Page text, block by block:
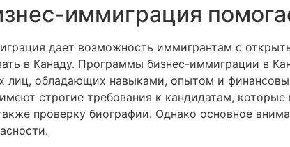
иммиграция
дает возможность иммигрантам с
в Канаду. Программы бизнес-иммиграции в
лиц, обладающих навыками, опытом и
строгие требования к кандидатам,
проверку биографии. Однако основное